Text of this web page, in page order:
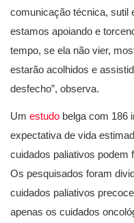
comunicação técnica, sutil
estamos apoiando e
tempo, se ela não vier,
estarão acolhidos e
desfecho”, observa.
Um estudo belga com 186
expectativa de vida
cuidados paliativos podem
Os pesquisados foram
cuidados paliativos
apenas os cuidados